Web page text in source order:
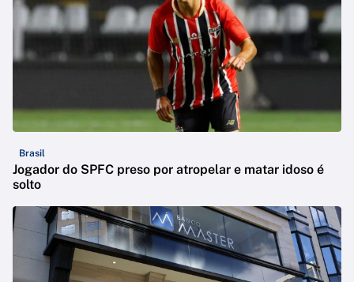
Brasil
Jogador do SPFC preso por atropelar e matar idoso é
solto